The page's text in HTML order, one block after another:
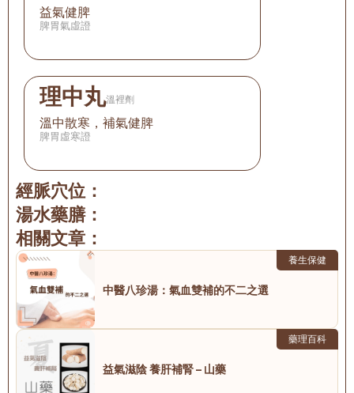
益氣健脾
脾胃氣虛證
理中丸溫裡劑
溫中散寒，補氣健脾
脾胃虛寒證
經脈穴位：
湯水藥膳：
相關文章：
養生保健
中醫八珍湯：氣血雙補的不二之選
藥理百科
益氣滋陰 養肝補腎 – 山藥